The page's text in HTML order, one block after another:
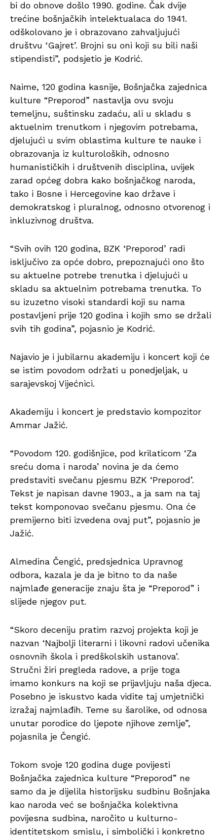
bi do obnove došlo 1990. godine. Čak dvije
trećine bošnjačkih intelektualaca do 1941.
odškolovano je i obrazovano zahvaljujući
društvu ‘Gajret’. Brojni su oni koji su bili naši
stipendisti”, podsjetio je Kodrić.
Naime, 120 godina kasnije, Bošnjačka zajednica
kulture “Preporod” nastavlja ovu svoju
temeljnu, suštinsku zadaću, ali u skladu s
aktuelnim trenutkom i njegovim potrebama,
djelujući u svim oblastima kulture te nauke i
obrazovanja iz kulturoloških, odnosno
humanističkih i društvenih disciplina, uvijek
zarad općeg dobra kako bošnjačkog naroda,
tako i Bosne i Hercegovine kao države i
demokratskog i pluralnog, odnosno otvorenog i
inkluzivnog društva.
“Svih ovih 120 godina, BZK ‘Preporod’ radi
isključivo za opće dobro, prepoznajući ono što
su aktuelne potrebe trenutka i djelujući u
skladu sa aktuelnim potrebama trenutka. To
su izuzetno visoki standardi koji su nama
postavljeni prije 120 godina i kojih smo se držali
svih tih godina”, pojasnio je Kodrić.
Najavio je i jubilarnu akademiju i koncert koji će
se istim povodom održati u ponedjeljak, u
sarajevskoj Vijećnici.
Akademiju i koncert je predstavio kompozitor
Ammar Jažić.
“Povodom 120. godišnjice, pod krilaticom ‘Za
sreću doma i naroda’ novina je da ćemo
predstaviti svečanu pjesmu BZK ‘Preporod’.
Tekst je napisan davne 1903., a ja sam na taj
tekst komponovao svečanu pjesmu. Ona će
premijerno biti izvedena ovaj put”, pojasnio je
Jažić.
Almedina Čengić, predsjednica Upravnog
odbora, kazala je da je bitno to da naše
najmlađe generacije znaju šta je “Preporod” i
slijede njegov put.
“Skoro deceniju pratim razvoj projekta koji je
nazvan ‘Najbolji literarni i likovni radovi učenika
osnovnih škola i predškolskih ustanova’.
Stručni žiri pregleda radove, a prije toga
imamo konkurs na koji se prijavljuju naša djeca.
Posebno je iskustvo kada vidite taj umjetnički
izražaj najmlađih. Teme su šarolike, od odnosa
unutar porodice do ljepote njihove zemlje”,
pojasnila je Čengić.
Tokom svoje 120 godina duge povijesti
Bošnjačka zajednica kulture “Preporod” ne
samo da je dijelila historijsku sudbinu Bošnjaka
kao naroda već se bošnjačka kolektivna
povijesna sudbina, naročito u kulturno-
identitetskom smislu, i simbolički i konkretno